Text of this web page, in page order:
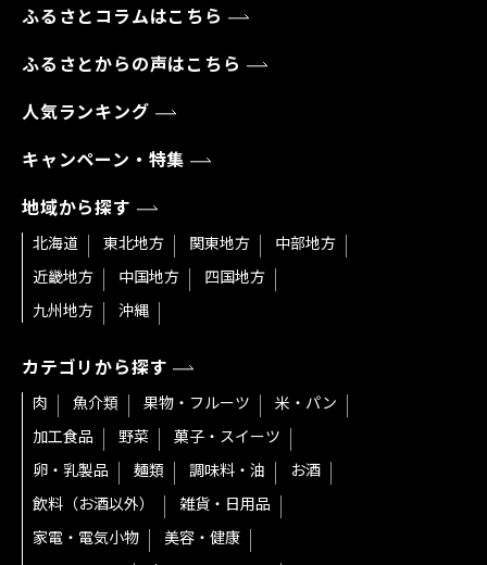
ふるさとコラムはこちら
ふるさとからの声はこちら
人気ランキング
キャンペーン・特集
地域から探す
北海道 東北地方 関東地方
中部地方
近畿地方
中国地方
四国地方
九州地方
沖縄
カテゴリから探す
肉 魚介類 果物・フルーツ
米・パン
加工食品
野菜
菓子・スイーツ
卵・乳製品
麺類 調味料・油
お酒
飲料（お酒以外）
雑貨・日用品
家電・電気小物
美容・健康